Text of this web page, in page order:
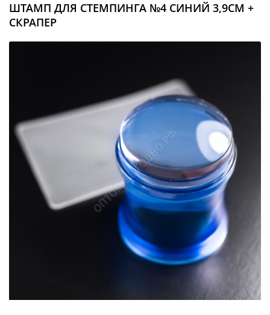
ШТАМП ДЛЯ СТЕМПИНГА №4 СИНИЙ 3,9СМ +
СКРАПЕР